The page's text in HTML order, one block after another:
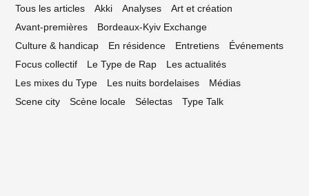
Tous les articles Akki Analyses
Art et création
Avant-premières
Bordeaux-Kyiv Exchange
Culture & handicap
En résidence Entretiens
Événements
Focus collectif
Le Type de Rap
Les actualités
Les mixes du Type
Les nuits bordelaises
Médias
Scene city
Scène locale Sélectas Type Talk